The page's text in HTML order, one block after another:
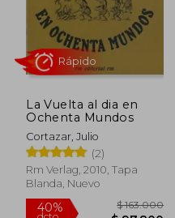
30%
dcto. $ 50.400
Rápido
La Vuelta al dia en
Ochenta Mundos
Cortazar, Julio
(2)
Rm Verlag, 2010, Tapa
Blanda, Nuevo